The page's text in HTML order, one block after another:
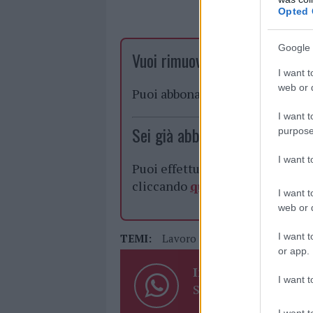
Opted
Google
I want
web or
I want
I want
I want
web or
I want
or app.
I want
Vuoi rimuovere le pubblicità
Puoi abbonarti a soli € 1,10 al
Sei già abbonato?
Puoi effettuare l'accesso
cliccando qui
TEMI: Lavoro Sardegna Regione
Inviaci le tue
Su WhatsApp al